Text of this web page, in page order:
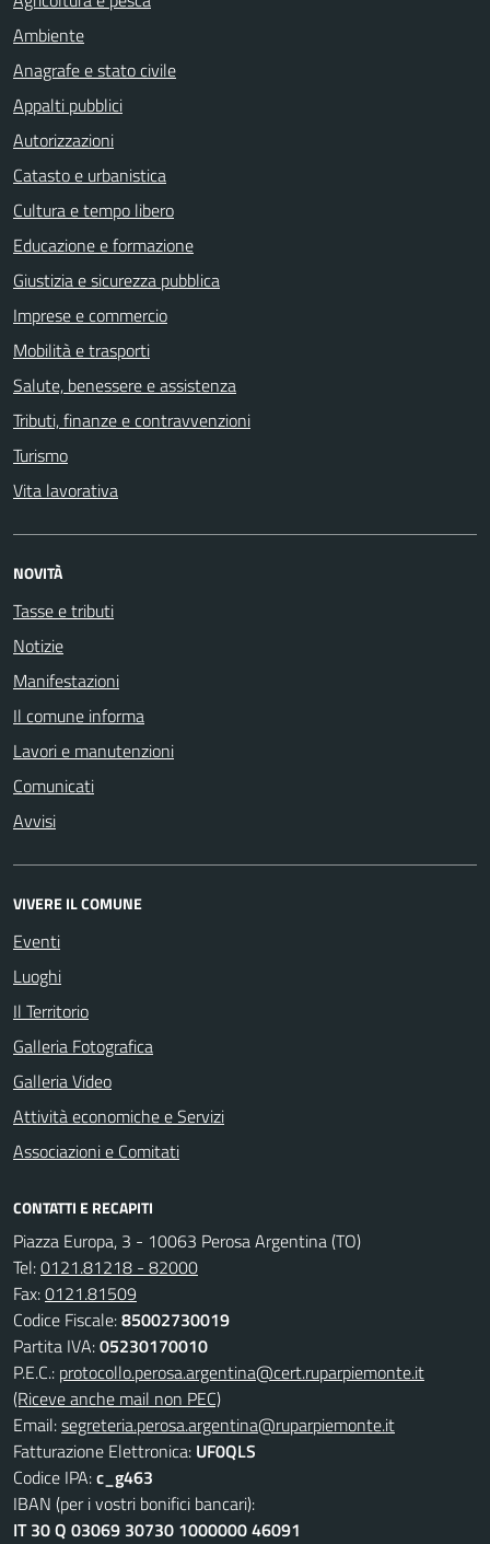
Ambiente
Anagrafe e stato civile
Appalti pubblici
Autorizzazioni
Catasto e urbanistica
Cultura e tempo libero
Educazione e formazione
Giustizia e sicurezza pubblica
Imprese e commercio
Mobilità e trasporti
Salute, benessere e assistenza
Tributi, finanze e contravvenzioni
Turismo
Vita lavorativa
NOVITÀ
Tasse e tributi
Notizie
Manifestazioni
Il comune informa
Lavori e manutenzioni
Comunicati
Avvisi
VIVERE IL COMUNE
Eventi
Luoghi
Il Territorio
Galleria Fotografica
Galleria Video
Attività economiche e Servizi
Associazioni e Comitati
CONTATTI E RECAPITI
Piazza Europa, 3 - 10063 Perosa Argentina (TO)
Tel:0121.81218 - 82000
Fax:0121.81509
Codice Fiscale:85002730019
Partita IVA:05230170010
P.E.C.: protocollo.perosa.argentina@cert.ruparpiemonte.it
(Riceve anche mail non PEC)
Email:segreteria.perosa.argentina@ruparpiemonte.it
Fatturazione Elettronica: UF0QLS
Codice IPA:c_g463
IBAN (per i vostri bonifici bancari):
IT 30 Q 03069 30730 1000000 46091